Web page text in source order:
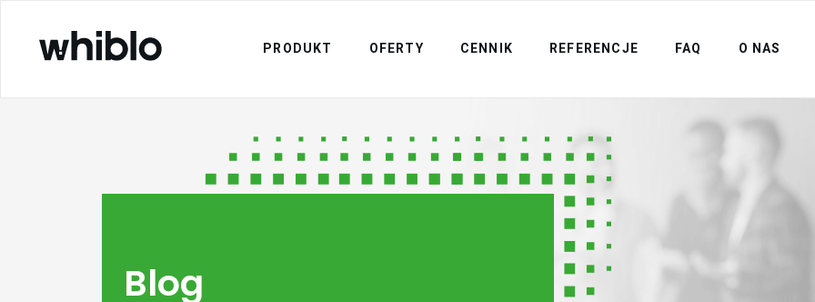
PRODUKT OFERTY CENNIK REFERENCJE FAQ O NAS
Blog